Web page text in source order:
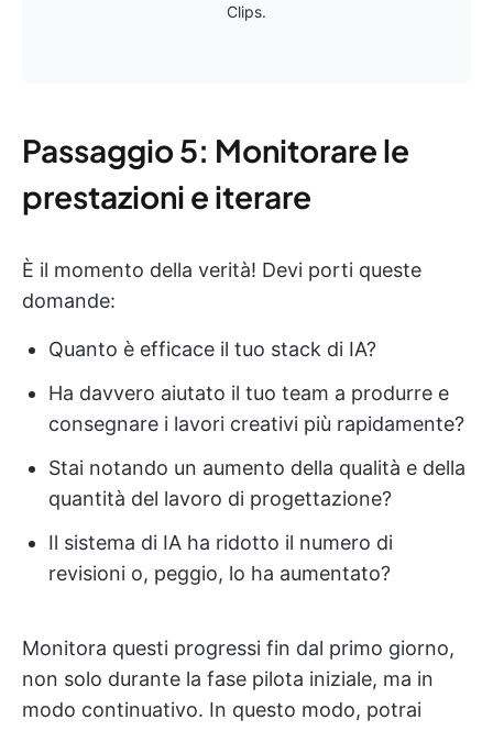
Clips.
Passaggio 5: Monitorare le
prestazioni e iterare
È il momento della verità! Devi porti queste
domande:
Quanto è efficace il tuo stack di IA?
Ha davvero aiutato il tuo team a produrre e
consegnare i lavori creativi più rapidamente?
Stai notando un aumento della qualità e della
quantità del lavoro di progettazione?
Il sistema di IA ha ridotto il numero di
revisioni o, peggio, lo ha aumentato?
Monitora questi progressi fin dal primo giorno,
non solo durante la fase pilota iniziale, ma in
modo continuativo. In questo modo, potrai